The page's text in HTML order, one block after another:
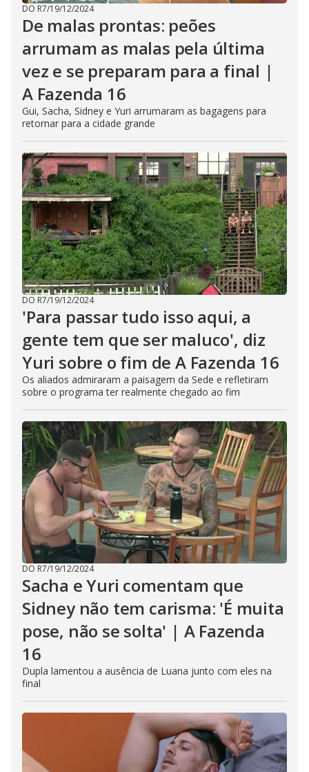
DO R7/19/12/2024
De malas prontas: peões
arrumam as malas pela última
vez e se preparam para a final |
A Fazenda 16
Gui, Sacha, Sidney e Yuri arrumaram as bagagens para
retornar para a cidade grande
DO R7/19/12/2024
'Para passar tudo isso aqui, a
gente tem que ser maluco', diz
Yuri sobre o fim de A Fazenda 16
Os aliados admiraram a paisagem da Sede e refletiram
sobre o programa ter realmente chegado ao fim
DO R7/19/12/2024
Sacha e Yuri comentam que
Sidney não tem carisma: 'É muita
pose, não se solta' | A Fazenda
16
Dupla lamentou a ausência de Luana junto com eles na
final